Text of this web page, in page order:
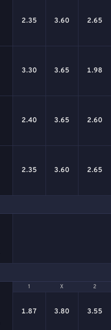
2.35 3.60 2.65
3.30 3.65 1.98
2.40 3.65 2.60
2.35 3.60 2.65
1 Х 2
1 Х 2
1.87 3.80 3.55